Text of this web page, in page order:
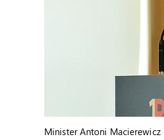
Minister Antoni